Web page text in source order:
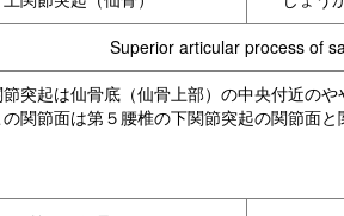
Superior articular process of
突起は仙骨底（仙骨上部）の中央付近の
関節面は第５腰椎の下関節突起の関節面と